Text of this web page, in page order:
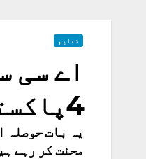
تعلیم
اے سی
4پاکستانی اسٹوڈنٹس کی غیرمعمولی کامیابی
یہ بات حوصلہ
محنت کر رہے